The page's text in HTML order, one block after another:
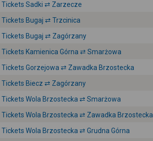
Tickets Sadki ⇄ Zarzecze
Tickets Bugaj ⇄ Trzcinica
Tickets Bugaj ⇄ Zagórzany
Tickets Kamienica Górna ⇄ Smarżowa
Tickets Gorzejowa ⇄ Zawadka Brzostecka
Tickets Biecz ⇄ Zagórzany
Tickets Wola Brzostecka ⇄ Smarżowa
Tickets Wola Brzostecka ⇄ Zawadka Brzostecka
Tickets Wola Brzostecka ⇄ Grudna Górna